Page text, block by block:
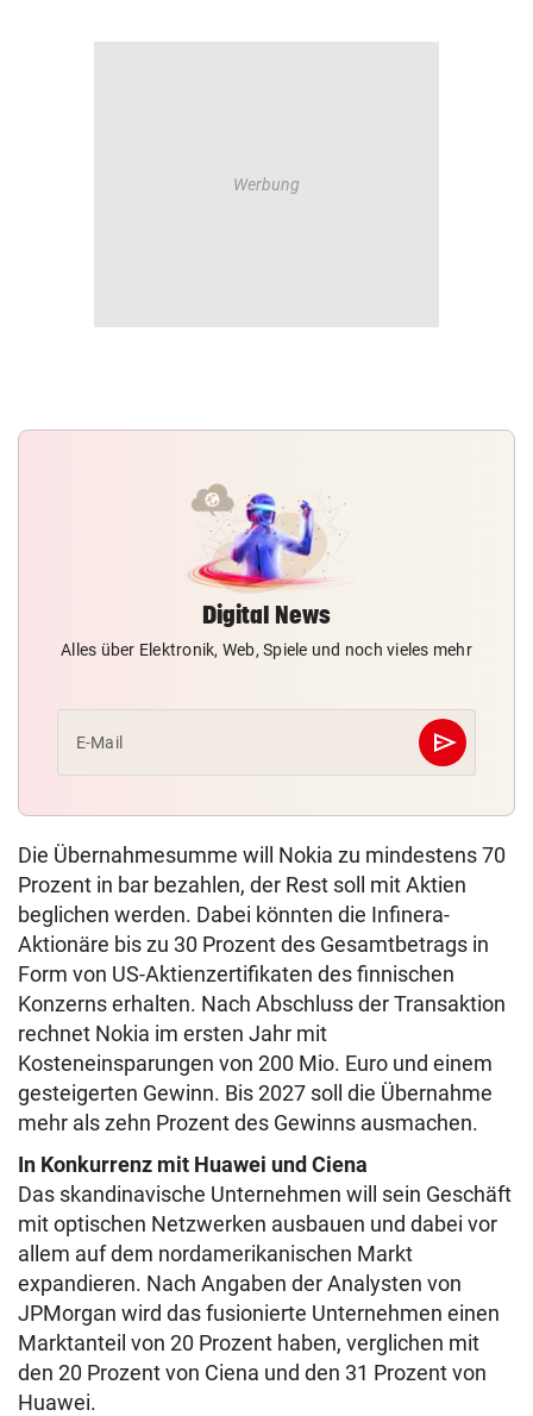
Digital News
Alles über Elektronik, Web, Spiele und noch vieles mehr
E-Mail send
Abschicken
Die Übernahmesumme will Nokia zu mindestens 70
Prozent in bar bezahlen, der Rest soll mit Aktien
beglichen werden. Dabei könnten die Infinera-
Aktionäre bis zu 30 Prozent des Gesamtbetrags in
Form von US-Aktienzertifikaten des finnischen
Konzerns erhalten. Nach Abschluss der Transaktion
rechnet Nokia im ersten Jahr mit
Kosteneinsparungen von 200 Mio. Euro und einem
gesteigerten Gewinn. Bis 2027 soll die Übernahme
mehr als zehn Prozent des Gewinns ausmachen.
In Konkurrenz mit Huawei und Ciena
Das skandinavische Unternehmen will sein Geschäft
mit optischen Netzwerken ausbauen und dabei vor
allem auf dem nordamerikanischen Markt
expandieren. Nach Angaben der Analysten von
JPMorgan wird das fusionierte Unternehmen einen
Marktanteil von 20 Prozent haben, verglichen mit
den 20 Prozent von Ciena und den 31 Prozent von
Huawei.